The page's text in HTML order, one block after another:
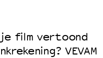
film vertoond
VEVAM